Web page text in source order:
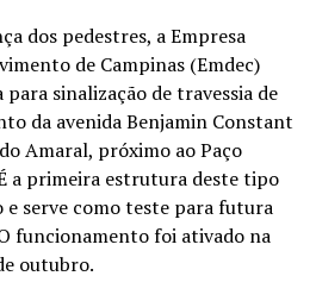
dos pedestres, a Empresa
de Campinas (Emdec)
sinalização de travessia de
da avenida Benjamin Constant
Amaral, próximo ao Paço
a primeira estrutura deste tipo
serve como teste para futura
funcionamento foi ativado na
outubro.